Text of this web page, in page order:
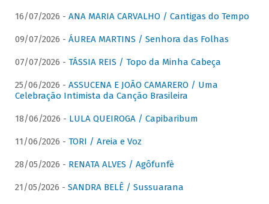
16/07/2026 - ANA MARIA CARVALHO / Cantigas do Tempo
09/07/2026 - ÁUREA MARTINS / Senhora das Folhas
07/07/2026 - TÁSSIA REIS / Topo da Minha Cabeça
25/06/2026 - ASSUCENA E JOÃO CAMARERO / Uma
Celebração Intimista da Canção Brasileira
18/06/2026 - LULA QUEIROGA / Capibaribum
11/06/2026 - TORI / Areia e Voz
28/05/2026 - RENATA ALVES / Agôfunfè
21/05/2026 - SANDRA BELÊ / Sussuarana